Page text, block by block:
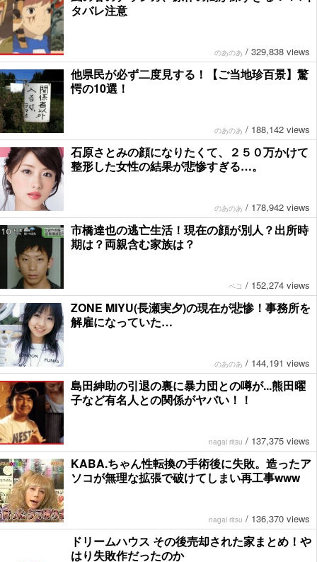
タバレ注意
のあのあ / 329,838 views
他県民が必ず二度見する！【ご当地珍百景】驚
愕の10選！
のあのあ / 188,142 views
石原さとみの顔になりたくて、２５０万かけて
整形した女性の結果が悲惨すぎる…。
のあのあ / 178,942 views
市橋達也の逃亡生活！現在の顔が別人？出所時
期は？両親含む家族は？
ペコ / 152,274 views
ZONE MIYU(長瀬実夕)の現在が悲惨！事務所を
解雇になっていた…
のあのあ / 144,191 views
島田紳助の引退の裏に暴力団との噂が...熊田曜
子など有名人との関係がヤバい！！
nagai ritsu / 137,375 views
KABA.ちゃん性転換の手術後に失敗。造ったア
ソコが無理な拡張で破けてしまい再工事www
nagai ritsu / 136,370 views
ドリームハウス その後売却された家まとめ！や
はり失敗作だったのか